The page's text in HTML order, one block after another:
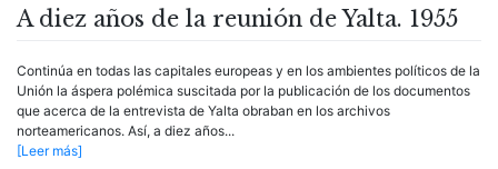
A diez años de la reunión de Yalta. 1955
Continúa en todas las capitales europeas y en los ambientes políticos de la
Unión la áspera polémica suscitada por la publicación de los documentos
que acerca de la entrevista de Yalta obraban en los archivos
norteamericanos. Así, a diez años...
[Leer más]